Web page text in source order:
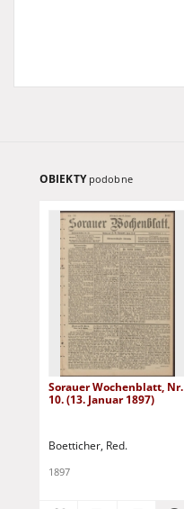
OBIEKTY podobne
Sorauer Wochenblatt, Nr.
10. (13. Januar 1897)
Boetticher, Red.
1897